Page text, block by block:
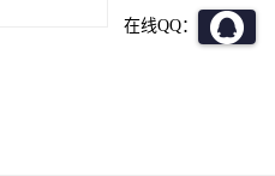
在线QQ：